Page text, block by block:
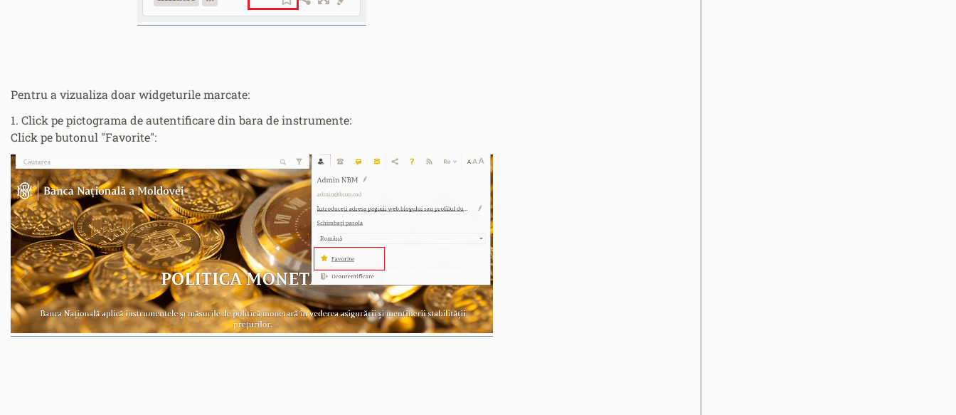
Pentru a vizualiza doar widgeturile marcate:
1. Click pe pictograma de autentificare din bara de instrumente:
Click pe butonul "Favorite":